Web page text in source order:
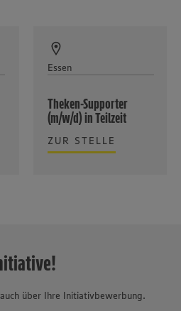
Essen
Theken-Supporter
(m/w/d) in Teilzeit
ZUR STELLE
über Ihre Initiativbewerbung.